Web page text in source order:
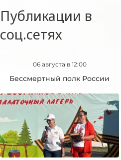
Публикации в
соц.сетях
06 августа в 12:00
Бессмертный полк России